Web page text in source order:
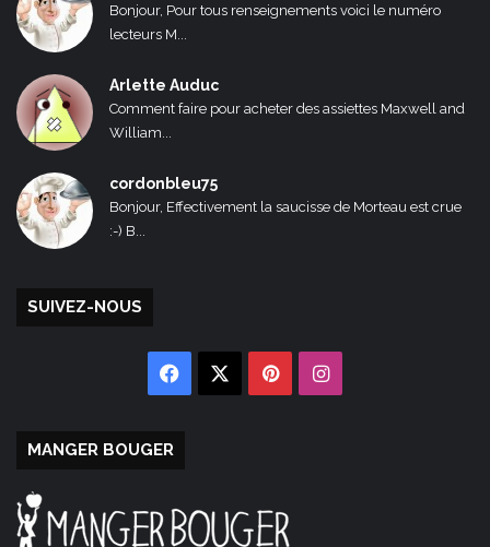
Bonjour, Pour tous renseignements voici le numéro
lecteurs M...
Arlette Auduc
Comment faire pour acheter des assiettes Maxwell and
William...
cordonbleu75
Bonjour, Effectivement la saucisse de Morteau est crue
:-) B...
SUIVEZ-NOUS
Facebook PinterestInstagram
MANGER BOUGER